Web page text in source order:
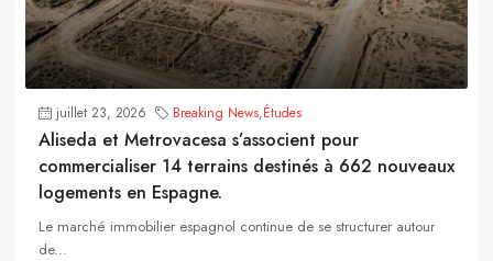
juillet 23, 2026 Breaking News,Études
Aliseda et Metrovacesa s’associent pour
commercialiser 14 terrains destinés à 662 nouveaux
logements en Espagne.
Le marché immobilier espagnol continue de se structurer autour
de...